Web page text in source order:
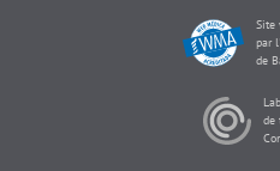
Site
par
de
de